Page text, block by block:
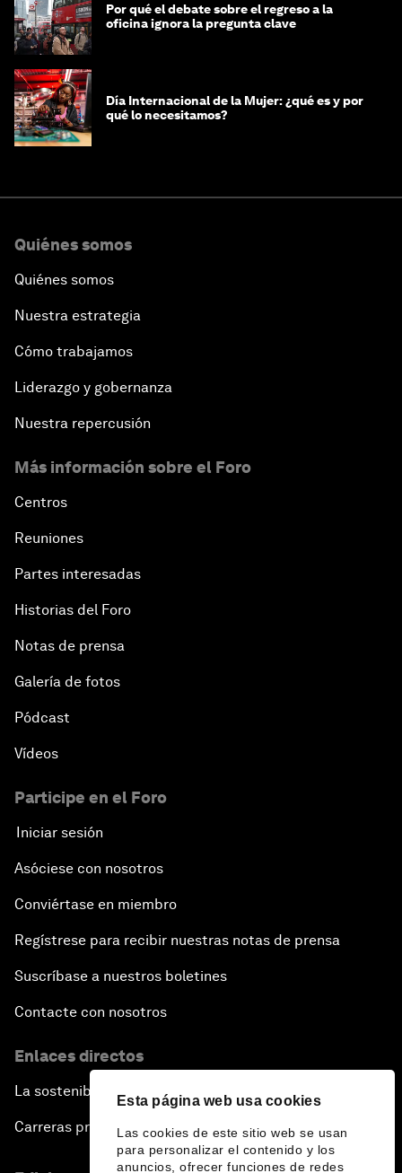
Esta página web usa cookies
Las cookies de este sitio web se usan
para personalizar el contenido y los
anuncios, ofrecer funciones de redes
Por qué el debate sobre el regreso a la
oficina ignora la pregunta clave
Día Internacional de la Mujer: ¿qué es y por
qué lo necesitamos?
Quiénes somos
Quiénes somos
Nuestra estrategia
Cómo trabajamos
Liderazgo y gobernanza
Nuestra repercusión
Más información sobre el Foro
Centros
Reuniones
Partes interesadas
Historias del Foro
Notas de prensa
Galería de fotos
Pódcast
Vídeos
Participe en el Foro
Iniciar sesión
Asóciese con nosotros
Conviértase en miembro
Regístrese para recibir nuestras notas de prensa
Suscríbase a nuestros boletines
Contacte con nosotros
Enlaces directos
La sostenibilidad en el Foro
Carreras profesionales